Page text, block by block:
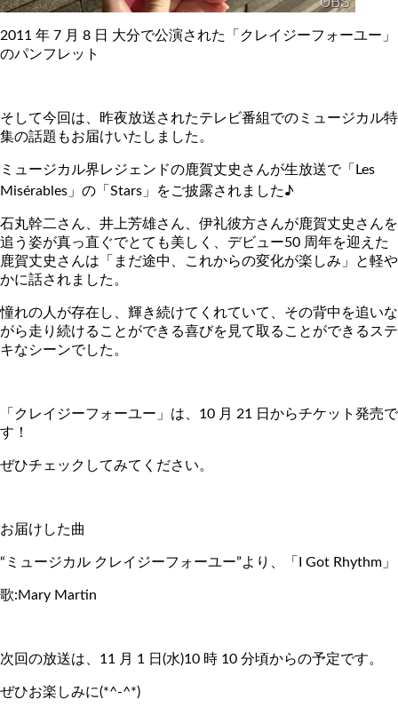
2011 年 7 月 8 日 大分で公演された「クレイジーフォーユー」
のパンフレット
そして今回は、昨夜放送されたテレビ番組でのミュージカル特
集の話題もお届けいたしました。
ミュージカル界レジェンドの鹿賀丈史さんが生放送で「Les
Misérables」の「Stars」をご披露されました♪
石丸幹二さん、井上芳雄さん、伊礼彼方さんが鹿賀丈史さんを
追う姿が真っ直ぐでとても美しく、デビュー50 周年を迎えた
鹿賀丈史さんは「まだ途中、これからの変化が楽しみ」と軽や
かに話されました。
憧れの人が存在し、輝き続けてくれていて、その背中を追いな
がら走り続けることができる喜びを見て取ることができるステ
キなシーンでした。
「クレイジーフォーユー」は、10 月 21 日からチケット発売で
す！
ぜひチェックしてみてください。
お届けした曲
“ミュージカル クレイジーフォーユー”より、「I Got Rhythm」
歌:Mary Martin
次回の放送は、11 月 1 日(水)10 時 10 分頃からの予定です。
ぜひお楽しみに(*^-^*)